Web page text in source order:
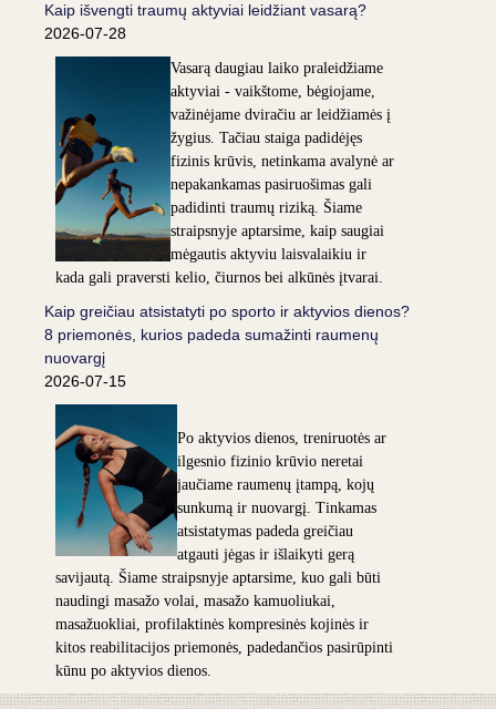
Kaip išvengti traumų aktyviai leidžiant vasarą?
2026-07-28
Vasarą daugiau laiko praleidžiame
aktyviai - vaikštome, bėgiojame,
važinėjame dviračiu ar leidžiamės į
žygius. Tačiau staiga padidėjęs
fizinis krūvis, netinkama avalynė ar
nepakankamas pasiruošimas gali
padidinti traumų riziką. Šiame
straipsnyje aptarsime, kaip saugiai
mėgautis aktyviu laisvalaikiu ir
kada gali praversti kelio, čiurnos bei alkūnės įtvarai.
Kaip greičiau atsistatyti po sporto ir aktyvios dienos?
8 priemonės, kurios padeda sumažinti raumenų
nuovargį
2026-07-15
Po aktyvios dienos, treniruotės ar
ilgesnio fizinio krūvio neretai
jaučiame raumenų įtampą, kojų
sunkumą ir nuovargį. Tinkamas
atsistatymas padeda greičiau
atgauti jėgas ir išlaikyti gerą
savijautą. Šiame straipsnyje aptarsime, kuo gali būti
naudingi masažo volai, masažo kamuoliukai,
masažuokliai, profilaktinės kompresinės kojinės ir
kitos reabilitacijos priemonės, padedančios pasirūpinti
kūnu po aktyvios dienos.